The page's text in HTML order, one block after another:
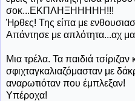
σοκ...ΕΚΠΛΗΞΗΗΗΗΗ!!!
Ήρθες! Της είπα με
Απάντησε με απλότητα...αχ
Μια τρέλα. Τα παιδιά τσίριζαν
σφιχταγκαλιαζόμασταν με
αναρωτιόταν που έμπλεξαν!
Υπέροχα!